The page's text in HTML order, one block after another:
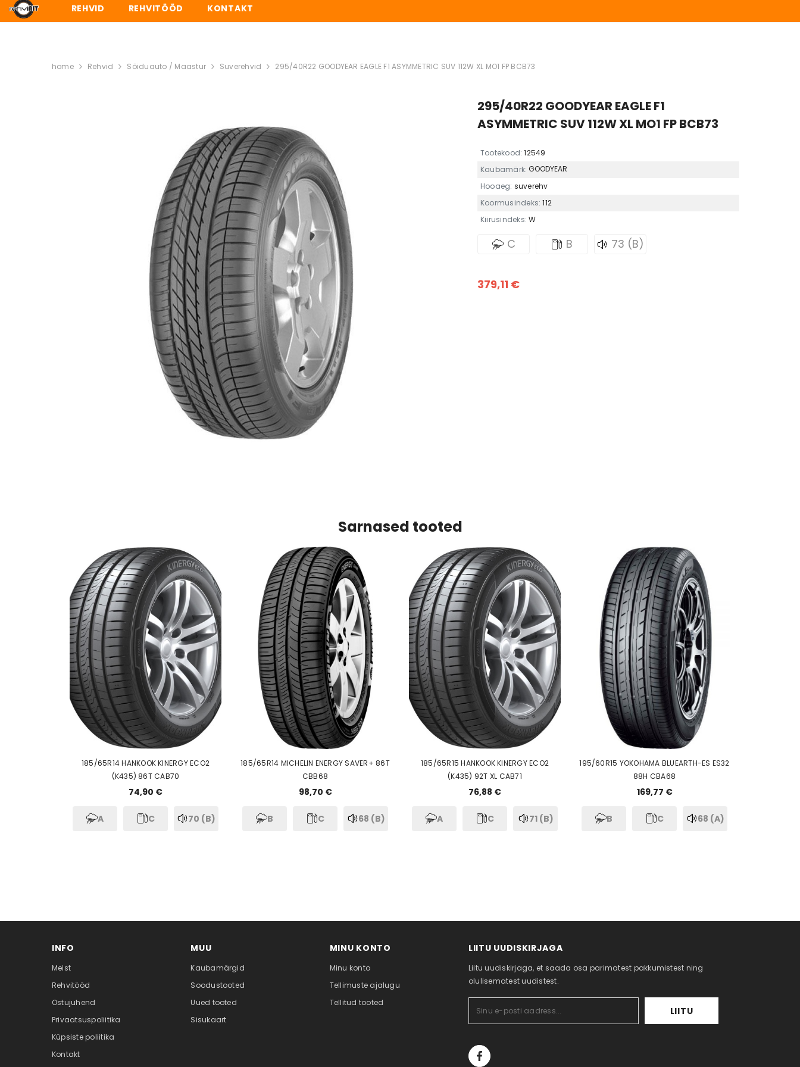
PAKUME KA LAIAS VALIKUS KASUTATUD REHVE, K
REHVID REHVITÖÖD KONTAKT
home Rehvid Sõiduauto / Maastur Suverehvid 295/40R22 GOODYEAR EAGLE F1 ASYMMETRIC SUV 112W XL MO1 FP BCB73
295/40R22 GOODYEAR EAGLE F1
ASYMMETRIC SUV 112W XL MO1 FP BCB73
Tootekood: 12549
Kaubamärk: GOODYEAR
Hooaeg: suverehv
Koormusindeks: 112
Kiirusindeks: W
C B 73 (B)
379,11 €
Sarnased tooted
185/65R14 HANKOOK KINERGY ECO2
(K435) 86T CAB70
74,90 €
A C 70 (B)
185/65R14 MICHELIN ENERGY SAVER+ 86T
CBB68
98,70 €
B C 68 (B)
185/65R15 HANKOOK KINERGY ECO2
(K435) 92T XL CAB71
76,88 €
A C 71 (B)
195/60R15 YOKOHAMA BLUEARTH-ES ES32
88H CBA68
169,77 €
B C 68 (A)
INFO
Meist
Rehvitööd
Ostujuhend
Privaatsuspoliitika
Küpsiste poliitika
Kontakt
MUU
Kaubamärgid
Soodustooted
Uued tooted
Sisukaart
MINU KONTO
Minu konto
Tellimuste ajalugu
Tellitud tooted
LIITU UUDISKIRJAGA
Liitu uudiskirjaga, et saada osa parimatest pakkumistest ning
olulisematest uudistest.
LIITU